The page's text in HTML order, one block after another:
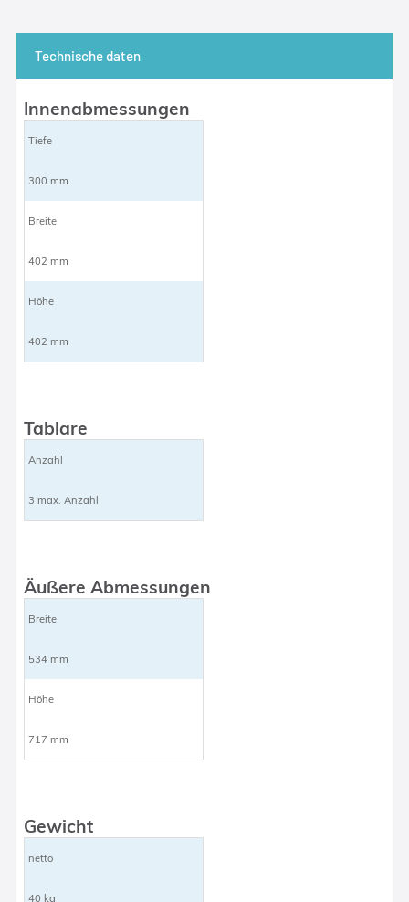
Technische daten
Innenabmessungen
Tiefe
300 mm
Breite
402 mm
Höhe
402 mm
Tablare
Anzahl
3 max. Anzahl
Äußere Abmessungen
Breite
534 mm
Höhe
717 mm
Gewicht
netto
40 kg